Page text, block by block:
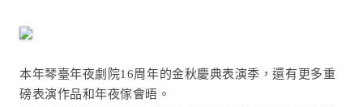
本年琴臺年夜劇院16周年的金秋慶典表演季，還有更多重
磅表演作品和年夜傢會晤。